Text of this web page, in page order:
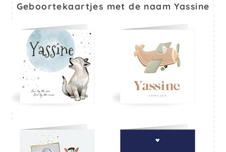
Geboortekaartjes met de naam Yassine